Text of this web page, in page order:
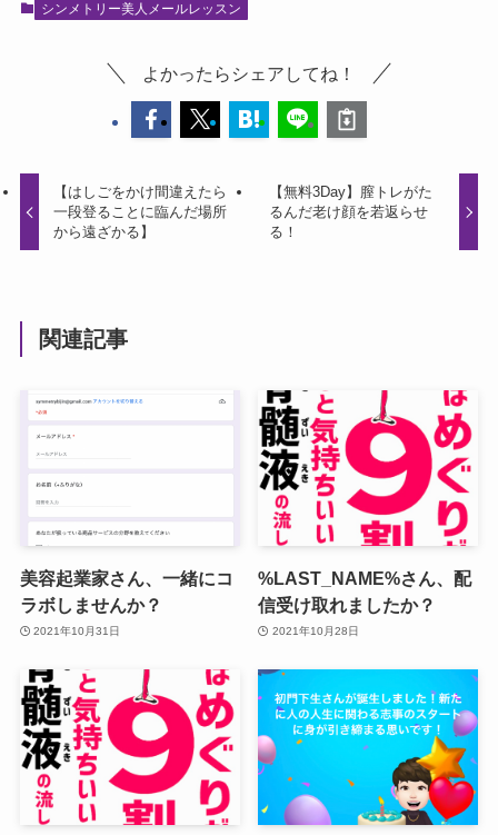
シンメトリー美人メールレッスン
よかったらシェアしてね！
【はしごをかけ間違えたら
一段登ることに臨んだ場所
から遠ざかる】
【無料3Day】膣トレがた
るんだ老け顔を若返らせ
る！
関連記事
美容起業家さん、一緒にコ
ラボしませんか？
2021年10月31日
%LAST_NAME%さん、配
信受け取れましたか？
2021年10月28日